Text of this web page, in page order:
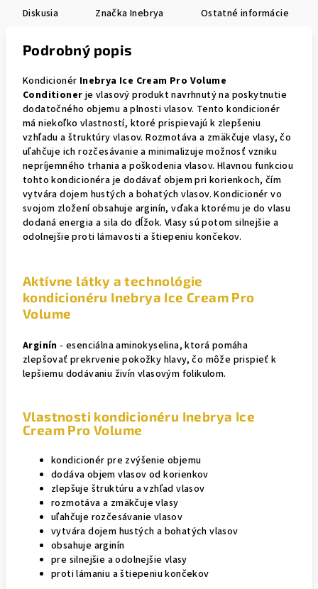
Diskusia Značka Inebrya Ostatné informácie
Podrobný popis
Kondicionér Inebrya Ice Cream Pro Volume
Conditionerje vlasový produkt navrhnutý na poskytnutie
dodatočného objemu a plnosti vlasov. Tento kondicionér
má niekoľko vlastností, ktoré prispievajú k zlepšeniu
vzhľadu a štruktúry vlasov. Rozmotáva a zmäkčuje vlasy, čo
uľahčuje ich rozčesávanie a minimalizuje možnosť vzniku
nepríjemného trhania a poškodenia vlasov. Hlavnou funkciou
tohto kondicionéra je dodávať objem pri korienkoch, čím
vytvára dojem hustých a bohatých vlasov. Kondicionér vo
svojom zložení obsahuje arginín, vďaka ktorému je do vlasu
dodaná energia a sila do dĺžok. Vlasy sú potom silnejšie a
odolnejšie proti lámavosti a štiepeniu končekov.
Aktívne látky a technológie
kondicionéru Inebrya Ice Cream Pro
Volume
Arginín - esenciálna aminokyselina, ktorá pomáha
zlepšovať prekrvenie pokožky hlavy, čo môže prispieť k
lepšiemu dodávaniu živín vlasovým folikulom.
Vlastnosti kondicionéru Inebrya Ice
Cream Pro Volume
kondicionér pre zvýšenie objemu
dodáva objem vlasov od korienkov
zlepšuje štruktúru a vzhľad vlasov
rozmotáva a zmäkčuje vlasy
uľahčuje rozčesávanie vlasov
vytvára dojem hustých a bohatých vlasov
obsahuje arginín
pre silnejšie a odolnejšie vlasy
proti lámaniu a štiepeniu končekov